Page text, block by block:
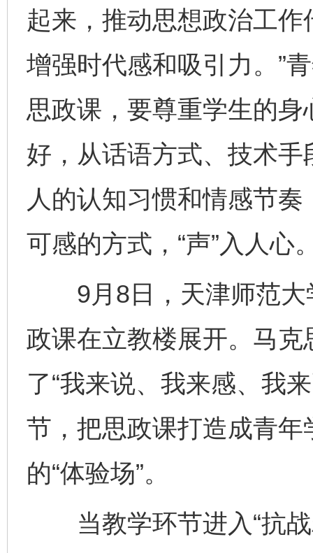
起来，推动思想政治工
增强时代感和吸引力。”
思政课，要尊重学生的
好，从话语方式、技术
人的认知习惯和情感节
可感的方式，“声”入人心
9月8日，天津师范大
政课在立教楼展开。马
了“我来说、我来感、我
节，把思政课打造成青
的“体验场”。
当教学环节进入“抗战